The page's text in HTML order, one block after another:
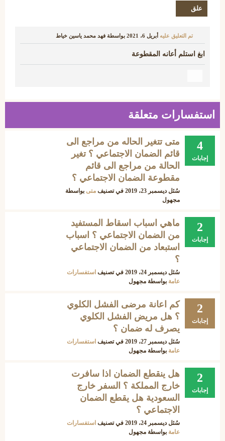
تم التعليق عليه أبريل 6، 2021 بواسطة فهد محمد ياسين خياط
ابغ استلم أعانه المقطوعة
استفسارات متعلقة
4
إجابات
متى تتغير الحاله من مراجع الى
قائم الضمان الاجتماعي ؟ تغير
الحالة من مراجع الى قائم
مقطوعة الضمان الاجتماعي ؟
سُئل ديسمبر 23، 2019 في تصنيف متى بواسطة
مجهول
2
إجابات
ماهي اسباب اسقاط المستفيد
من الضمان الاجتماعي ؟ اسباب
استبعاد من الضمان الاجتماعي
؟
سُئل ديسمبر 24، 2019 في تصنيف استفسارات
عامة بواسطة مجهول
2
إجابات
كم اعانة مرضى الفشل الكلوي
؟ هل مريض الفشل الكلوي
يصرف له ضمان ؟
سُئل ديسمبر 27، 2019 في تصنيف استفسارات
عامة بواسطة مجهول
2
إجابات
هل ينقطع الضمان اذا سافرت
خارج المملكة ؟ السفر خارج
السعودية هل يقطع الضمان
الاجتماعي ؟
سُئل ديسمبر 24، 2019 في تصنيف استفسارات
عامة بواسطة مجهول